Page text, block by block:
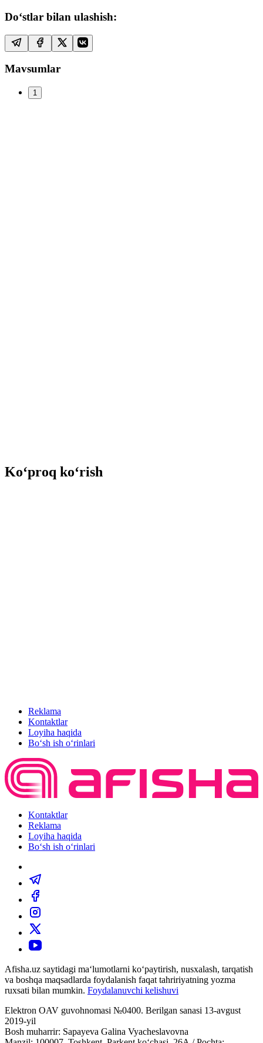
Do‘stlar bilan ulashish:
Mavsumlar
1
Ko‘proq ko‘rish
Reklama
Kontaktlar
Loyiha haqida
Bo‘sh ish o‘rinlari
Kontaktlar
Reklama
Loyiha haqida
Bo‘sh ish o‘rinlari
Afisha.uz saytidagi ma‘lumotlarni ko‘paytirish, nusxalash, tarqatish
va boshqa maqsadlarda foydalanish faqat tahririyatning yozma
ruxsati bilan mumkin. Foydalanuvchi kelishuvi
Elektron OAV guvohnomasi №0400. Berilgan sanasi 13-avgust
2019-yil
Bosh muharrir: Sapayeva Galina Vyacheslavovna